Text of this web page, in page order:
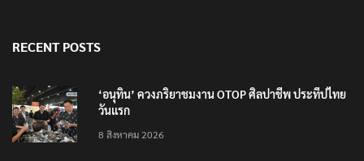
RECENT POSTS
‘อนุทิน’ ควงภริยาชมงาน OTOP ศิลปาชีพ ประทีปไทย
วันแรก
8 สิงหาคม 2026